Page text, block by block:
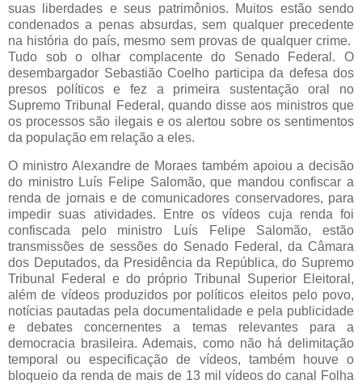
suas liberdades e seus patrimônios. Muitos estão sendo
condenados a penas absurdas, sem qualquer precedente
na história do país, mesmo sem provas de qualquer crime.
Tudo sob o olhar complacente do Senado Federal. O
desembargador Sebastião Coelho participa da defesa dos
presos políticos e fez a primeira sustentação oral no
Supremo Tribunal Federal, quando disse aos ministros que
os processos são ilegais e os alertou sobre os sentimentos
da população em relação a eles.
O ministro Alexandre de Moraes também apoiou a decisão
do ministro Luís Felipe Salomão, que mandou confiscar a
renda de jornais e de comunicadores conservadores, para
impedir suas atividades. Entre os vídeos cuja renda foi
confiscada pelo ministro Luís Felipe Salomão, estão
transmissões de sessões do Senado Federal, da Câmara
dos Deputados, da Presidência da República, do Supremo
Tribunal Federal e do próprio Tribunal Superior Eleitoral,
além de vídeos produzidos por políticos eleitos pelo povo,
notícias pautadas pela documentalidade e pela publicidade
e debates concernentes a temas relevantes para a
democracia brasileira. Ademais, como não há delimitação
temporal ou especificação de vídeos, também houve o
bloqueio da renda de mais de 13 mil vídeos do canal Folha